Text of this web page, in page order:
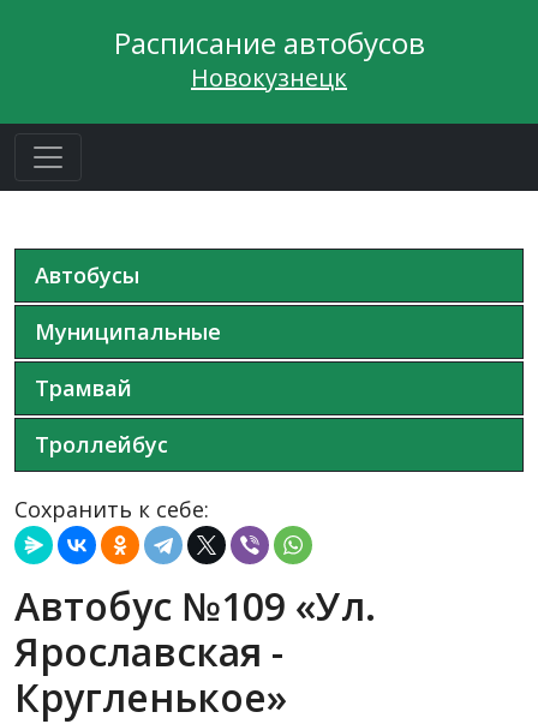
Расписание автобусов
Новокузнецк
Сохранить к себе:
Автобус №109 «Ул.
Ярославская -
Кругленькое»
Автобусы
Муниципальные
Трамвай
Троллейбус